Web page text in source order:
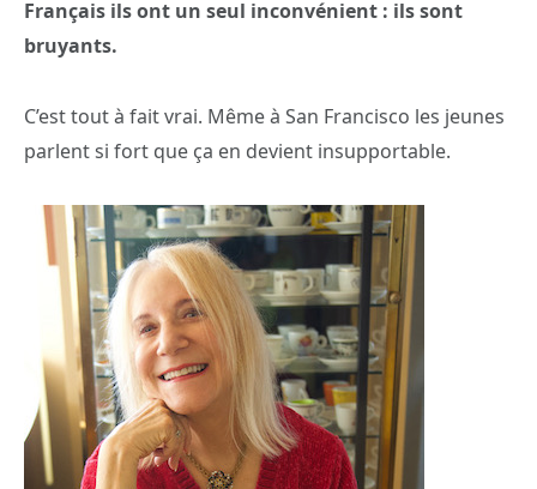
Français ils ont un seul inconvénient : ils sont
bruyants.
C’est tout à fait vrai. Même à San Francisco les jeunes
parlent si fort que ça en devient insupportable.